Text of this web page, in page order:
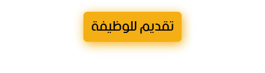
تقديم للوظيفة